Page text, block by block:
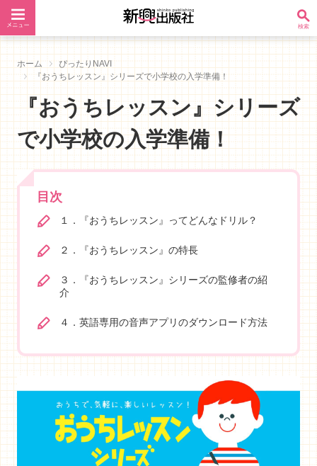
ホーム
ぴったりNAVI
『おうちレッスン』シリーズで小学校の入学準備！
『おうちレッスン』シリーズ
で小学校の入学準備！
目次
１．『おうちレッスン』ってどんなドリル？
２．『おうちレッスン』の特長
３．『おうちレッスン』シリーズの監修者の紹
介
４．英語専用の音声アプリのダウンロード方法